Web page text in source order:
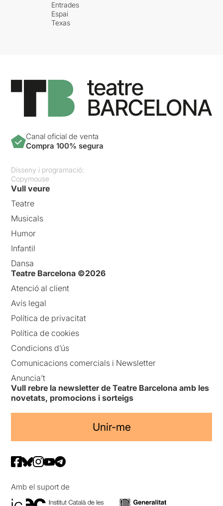
Entrades
Espai
Texas
Canal oficial de venta
Compra 100% segura
Disseny i programació:
Copymouse
Vull veure
Teatre
Musicals
Humor
Infantil
Dansa
Teatre Barcelona ©2026
Atenció al client
Avís legal
Política de privacitat
Política de cookies
Condicions d’ús
Comunicacions comercials i Newsletter
Anuncia’t
Vull rebre la newsletter de Teatre Barcelona amb les
novetats, promocions i sorteigs
Unir-me
Amb el suport de